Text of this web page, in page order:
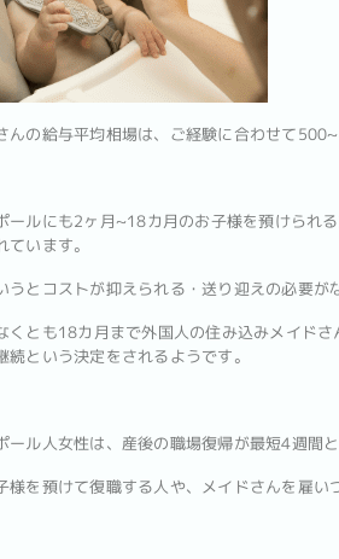
んの給与平均相場は、ご経験に合わせて
ールにも2ヶ月~18カ月のお子様を預けられ
います。
うとコストが抑えられる・送り迎えの必要
くとも18カ月まで外国人の住み込みメイド
続という決定をされるようです。
ール人女性は、産後の職場復帰が最短4週間
様を預けて復職する人や、メイドさんを雇